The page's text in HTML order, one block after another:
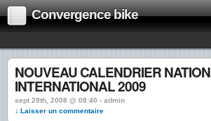
Convergence bike
NOUVEAU CALENDRIER
INTERNATIONAL 2009
sept 29th, 2008 @ 08:40 › admin
↓ Laisser un commentaire